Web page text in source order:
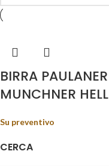
CERCA
BIRRA PAULANER
MUNCHNER HELL
Su preventivo